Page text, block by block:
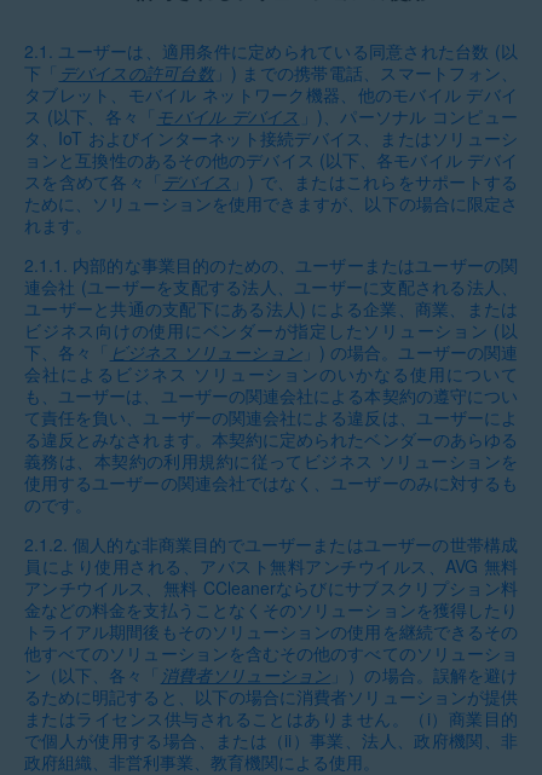
2.1. ユーザーは、適用条件に定められている同意された台数 (以
下「 デバイスの許可台数」) までの携帯電話、スマートフォン、
タブレット、モバイル ネットワーク機器、他のモバイル デバイ
ス (以下、各々「 モバイル デバイス 」)、パーソナル コンピュー
タ、IoT およびインターネット接続デバイス、またはソリューシ
ョンと互換性のあるその他のデバイス (以下、各モバイル デバイ
スを含めて各々「 デバイス 」) で、またはこれらをサポートする
ために、ソリューションを使用できますが、以下の場合に限定さ
れます。
2.1.1. 内部的な事業目的のための、ユーザーまたはユーザーの関
連会社 (ユーザーを支配する法人、ユーザーに支配される法人、
ユーザーと共通の支配下にある法人) による企業、商業、または
ビジネス向けの使用にベンダーが指定したソリューション (以
下、各々「 ビジネス ソリューション」) の場合。ユーザーの関連
会社によるビジネス ソリューションのいかなる使用について
も、ユーザーは、ユーザーの関連会社による本契約の遵守につい
て責任を負い、ユーザーの関連会社による違反は、ユーザーによ
る違反とみなされます。本契約に定められたベンダーのあらゆる
義務は、本契約の利用規約に従ってビジネス ソリューションを
使用するユーザーの関連会社ではなく、ユーザーのみに対するも
のです。
2.1.2.個人的な非商業目的でユーザーまたはユーザーの世帯構成
員により使用される、アバスト無料アンチウイルス、AVG 無料
アンチウイルス、無料 CCleanerならびにサブスクリプション料
金などの料金を支払うことなくそのソリューションを獲得したり
トライアル期間後もそのソリューションの使用を継続できるその
他すべてのソリューションを含むその他のすべてのソリューショ
ン（以下、各々「 消費者ソリューション 」）の場合。誤解を避け
るために明記すると、以下の場合に消費者ソリューションが提供
またはライセンス供与されることはありません。（i）商業目的
で個人が使用する場合、または（ii）事業、法人、政府機関、非
政府組織、非営利事業、教育機関による使用。